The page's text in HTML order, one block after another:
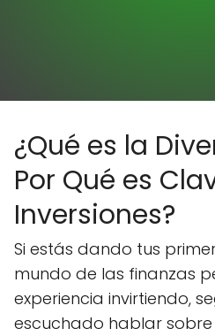
¿Qué es la
Por Qué es
Inversiones?
Si estás dando tus
mundo de las finanzas
experiencia invirtiendo,
escuchado hablar sobre